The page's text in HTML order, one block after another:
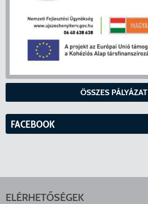
ÖSSZES PÁLYÁZAT
FACEBOOK
ELÉRHETŐSÉGEK